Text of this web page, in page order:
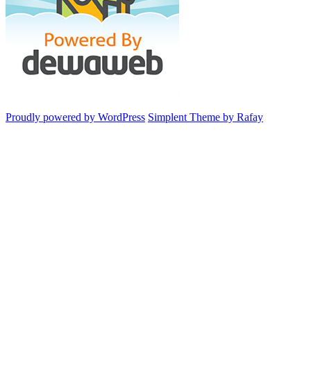
Proudly powered by WordPress Simplent Theme by Rafay